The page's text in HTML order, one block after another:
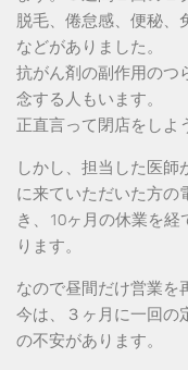
脱毛、倦怠感、便秘、
などがありました。
抗がん剤の副作用のつ
念する人もいます。
正直言って閉店をしよ
しかし、担当した医
に来ていただいた方の
き、10ヶ月の休業を
ります。
なので昼間だけ営業を
今は、３ヶ月に一回の
の不安があります。